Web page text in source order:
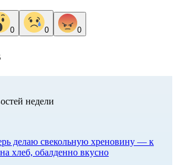
0 0 0
недели
делаю свекольную хреновину — к
хлеб, обалденно вкусно